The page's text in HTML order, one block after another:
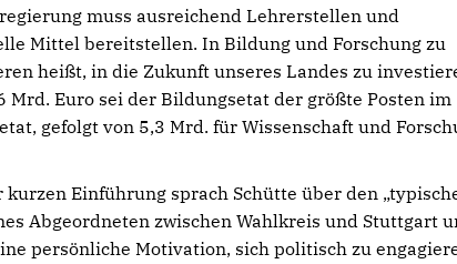
muss ausreichend Lehrerstellen und
Mittel bereitstellen. In Bildung und Forschung zu
heißt, in die Zukunft unseres Landes zu
Mrd. Euro sei der Bildungsetat der größte Posten im
gefolgt von 5,3 Mrd. für Wissenschaft und
kurzen Einführung sprach Schütte über den
Abgeordneten zwischen Wahlkreis und Stuttgart
persönliche Motivation, sich politisch zu